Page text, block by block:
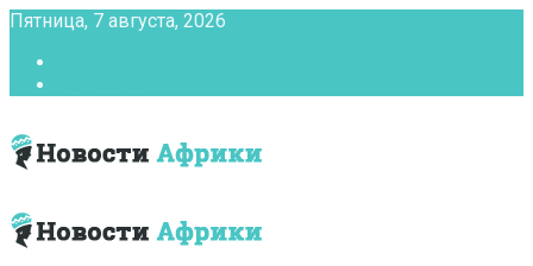
Пятница, 7 августа, 2026